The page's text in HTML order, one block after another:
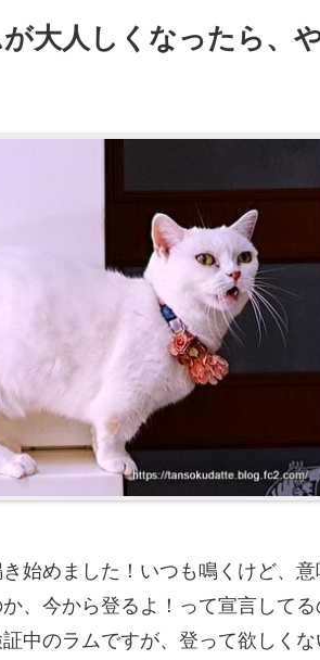
大人しくなったら、
始めました！いつも鳴くけど、
、今から登るよ！って宣言して
中のラムですが、登って欲しく